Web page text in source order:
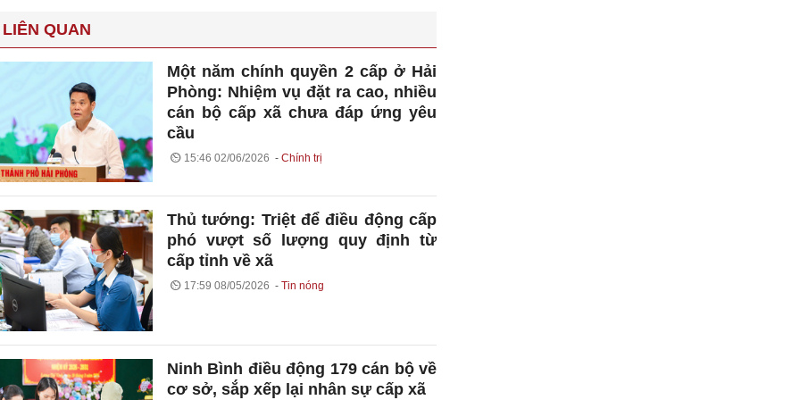
QUAN
Một năm chính quyền 2 cấp ở Hải
Phòng: Nhiệm vụ đặt ra cao, nhiều
cán bộ cấp xã chưa đáp ứng yêu
cầu
15:46 02/06/2026 Chính trị
Thủ tướng: Triệt để điều động cấp
phó vượt số lượng quy định từ
cấp tỉnh về xã
17:59 08/05/2026 Tin nóng
Ninh Bình điều động 179 cán bộ về
cơ sở, sắp xếp lại nhân sự cấp xã